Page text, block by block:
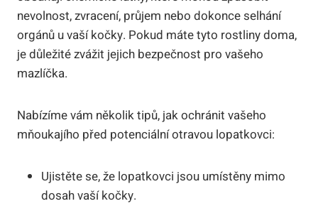
nevolnost, zvracení, průjem nebo dokonce selhání
orgánů u vaší kočky. Pokud máte tyto rostliny doma,
je důležité zvážit jejich bezpečnost pro vašeho
mazlíčka.
Nabízíme vám několik tipů, jak ochránit vašeho
mňoukajího před potenciální otravou lopatkovci:
Ujistěte se, že lopatkovci jsou umístěny mimo
dosah vaší kočky.